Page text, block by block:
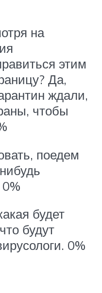
на
этим
Да,
ждали,
чтобы
поедем
будет
будут
0%